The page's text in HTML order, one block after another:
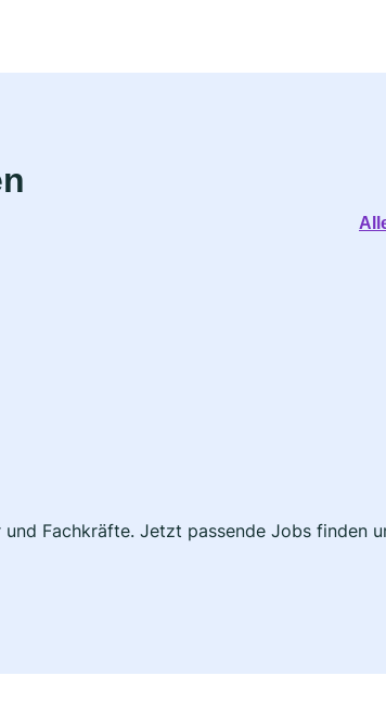
Fachkräfte. Jetzt passende Jobs finden